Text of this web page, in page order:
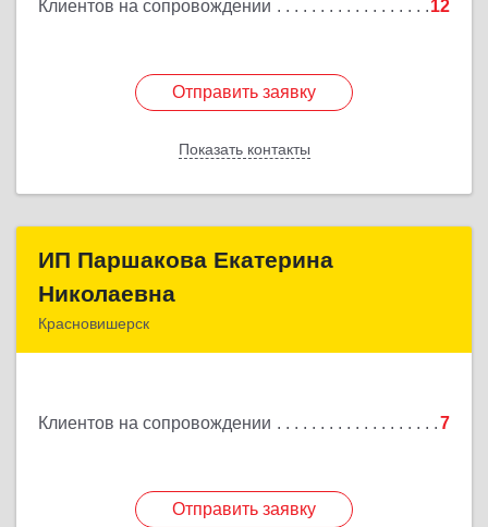
Клиентов на сопровождении 12
Отправить заявку
Показать контакты
Отправить заявку
Назад
ИП Паршакова Екатерина
Николаевна
Красновишерск
Клиентов на сопровождении 7
Отправить заявку
ИП Паршакова Екатерина
Подробнее
Отправить заявку